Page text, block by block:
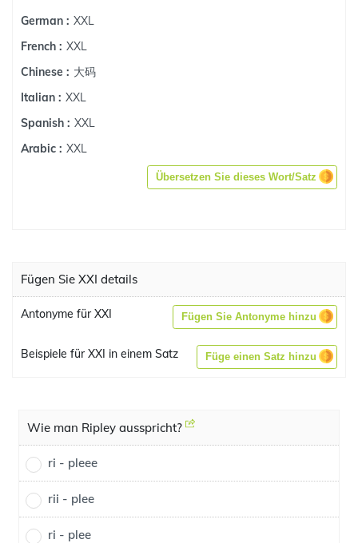
German : XXL
French : XXL
Chinese : 大码
Italian : XXL
Spanish : XXL
Arabic : XXL
Übersetzen Sie dieses Wort/Satz
Fügen Sie XXI details
Antonyme für XXI Fügen Sie Antonyme hinzu
Beispiele für XXI in einem Satz Füge einen Satz hinzu
Wie man Ripley ausspricht?
ri - pleee
rii - plee
ri - plee